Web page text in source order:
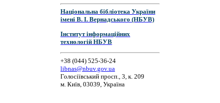
Національна бібліотека України
імені В. І. Вернадського (НБУВ)
Інститут інформаційних
технологій НБУВ
+38 (044) 525-36-24
libnas@nbuv.gov.ua
Голосіївський просп., 3, к. 209
м. Київ, 03039, Україна